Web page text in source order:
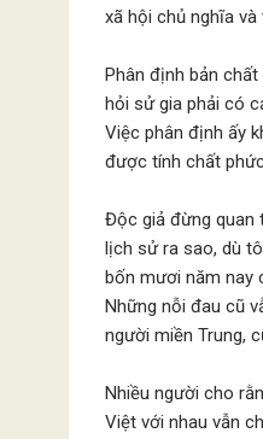
xã hội chủ nghĩa
Phân định bản
hỏi sử gia phải có
Việc phân định ấy
được tính chất
Độc giả đừng quan
lịch sử ra sao, dù
bốn mươi năm nay
Những nỗi đau cũ
người miền Trung,
Nhiều người cho
Việt với nhau vẫn